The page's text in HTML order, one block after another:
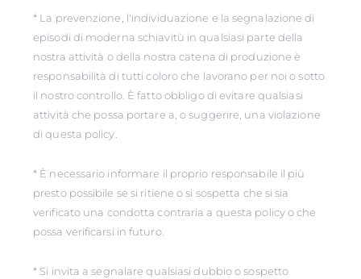
* La prevenzione, l'individuazione e la segnalazione di
episodi di moderna schiavitù in qualsiasi parte della
nostra attività o della nostra catena di produzione è
responsabilità di tutti coloro che lavorano per noi o sotto
il nostro controllo. È fatto obbligo di evitare qualsiasi
attività che possa portare a, o suggerire, una violazione
di questa policy.
* È necessario informare il proprio responsabile il più
presto possibile se si ritiene o si sospetta che si sia
verificato una condotta contraria a questa policy o che
possa verificarsi in futuro.
* Si invita a segnalare qualsiasi dubbio o sospetto